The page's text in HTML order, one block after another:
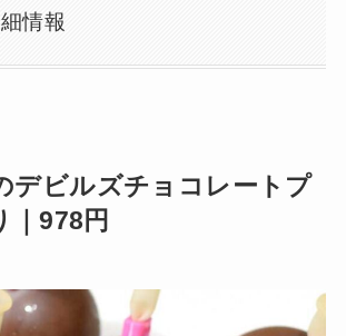
情報
デビルズチョコレートプ
｜978円